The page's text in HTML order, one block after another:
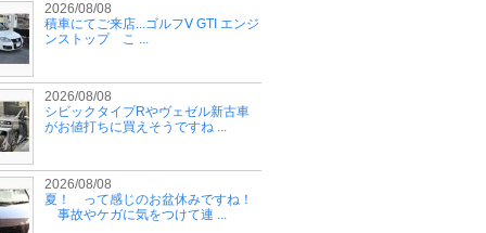
2026/08/08
積車にてご来店...ゴルフⅤ GTI エンジ
ンストップ こ ...
2026/08/08
シビックタイプRやヴェゼル新古車
がお値打ちに買えそうですね ...
2026/08/08
夏！ って感じのお盆休みですね！
事故やケガに気をつけて連 ...